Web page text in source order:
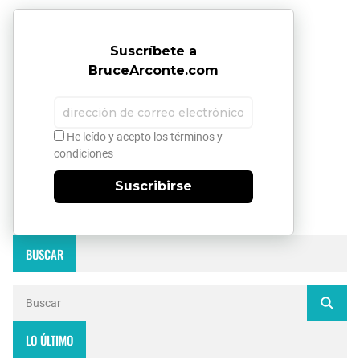
Suscríbete a
BruceArconte.com
He leído y acepto los términos y
condiciones
Suscribirse
BUSCAR
LO ÚLTIMO